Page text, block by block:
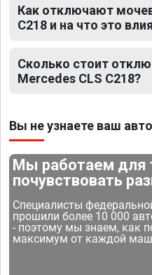
Как отключают
C218 и на что это
Сколько стоит
Mercedes CLS C218?
Вы не узнаете ваш
Мы работаем для
почувствовать
Специалисты
прошили более 10 000
- поэтому мы знаем, как
максимум от каждой